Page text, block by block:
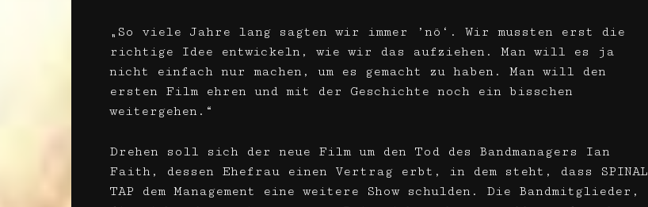
„So viele Jahre lang sagten wir immer ’nö‘. Wir mussten erst die
richtige Idee entwickeln, wie wir das aufziehen. Man will es ja
nicht einfach nur machen, um es gemacht zu haben. Man will den
ersten Film ehren und mit der Geschichte noch ein bisschen
weitergehen.“
Drehen soll sich der neue Film um den Tod des Bandmanagers Ian
Faith, dessen Ehefrau einen Vertrag erbt, in dem steht, dass SPINAL
TAP dem Management eine weitere Show schulden. Die Bandmitglieder,